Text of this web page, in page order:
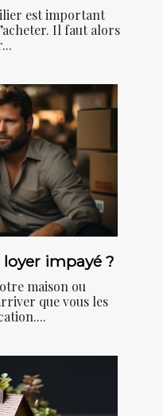
est important
Il faut alors
impayé ?
maison ou
que vous les